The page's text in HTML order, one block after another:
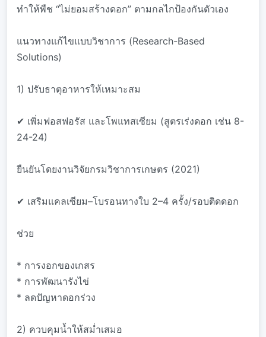
ทำให้พืช “ไม่ยอมสร้างดอก” ตามกลไกป้องกันตัวเอง
แนวทางแก้ไขแบบวิชาการ (Research-Based
Solutions)
1) ปรับธาตุอาหารให้เหมาะสม
✔ เพิ่มฟอสฟอรัส และโพแทสเซียม (สูตรเร่งดอก เช่น 8-
24-24)
ยืนยันโดยงานวิจัยกรมวิชาการเกษตร (2021)
✔ เสริมแคลเซียม–โบรอนทางใบ 2–4 ครั้ง/รอบติดดอก
ช่วย
* การงอกของเกสร
* การพัฒนารังไข่
* ลดปัญหาดอกร่วง
2) ควบคุมน้ำให้สม่ำเสมอ